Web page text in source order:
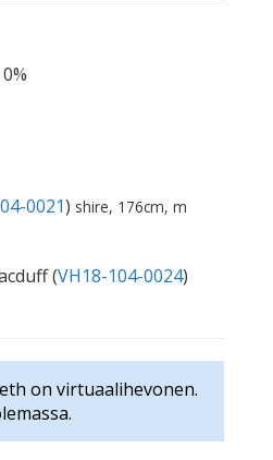
0021) shire, 176cm, m
(VH18-104-0024)
on virtuaalihevonen.